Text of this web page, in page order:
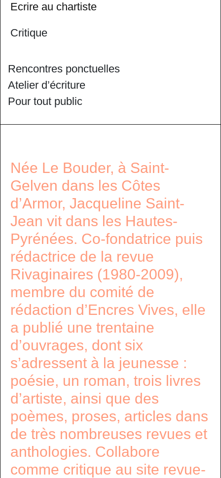
Ecrire au chartiste
Critique
Rencontres ponctuelles
Atelier d’écriture
Pour tout public
Née Le Bouder, à Saint-
Gelven dans les Côtes
d’Armor, Jacqueline Saint-
Jean vit dans les Hautes-
Pyrénées. Co-fondatrice puis
rédactrice de la revue
Rivaginaires (1980-2009),
membre du comité de
rédaction d’Encres Vives, elle
a publié une trentaine
d’ouvrages, dont six
s’adressent à la jeunesse :
poésie, un roman, trois livres
d’artiste, ainsi que des
poèmes, proses, articles dans
de très nombreuses revues et
anthologies. Collabore
comme critique au site revue-